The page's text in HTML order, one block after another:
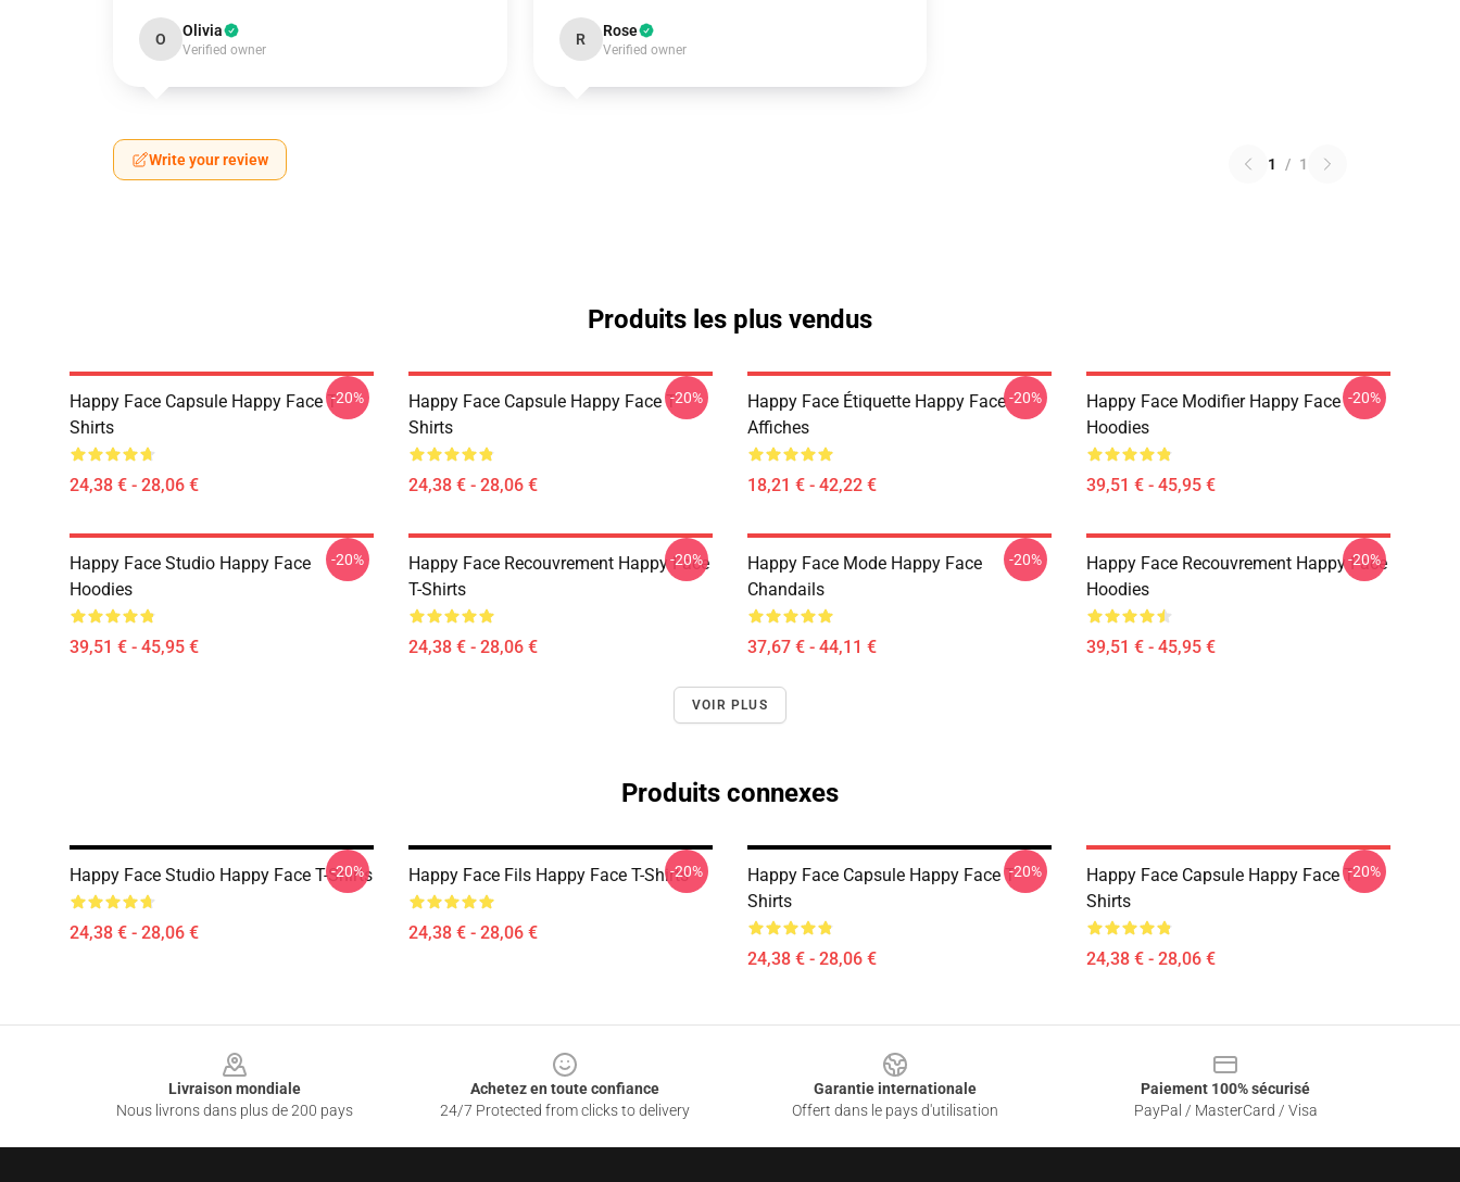
O Olivia
Verified owner
R Rose
Verified owner
Write your review 1 / 1
Produits les plus vendus
Happy Face Capsule Happy Face T-
Shirts
24,38 € - 28,06 €
-20%
Happy Face Capsule Happy Face T-
Shirts
24,38 € - 28,06 €
-20%
Happy Face Étiquette Happy Face
Affiches
18,21 € - 42,22 €
-20%
Happy Face Modifier Happy Face
Hoodies
39,51 € - 45,95 €
-20%
Happy Face Studio Happy Face
Hoodies
39,51 € - 45,95 €
-20%
Happy Face Recouvrement Happy Face
T-Shirts
24,38 € - 28,06 €
-20%
Happy Face Mode Happy Face
Chandails
37,67 € - 44,11 €
-20%
Happy Face Recouvrement Happy Face
Hoodies
39,51 € - 45,95 €
-20%
VOIR PLUS
Produits connexes
Happy Face Studio Happy Face T-Shirts
24,38 € - 28,06 €
-20% Happy Face Fils Happy Face T-Shirts
24,38 € - 28,06 €
-20%
Happy Face Capsule Happy Face T-
Shirts
24,38 € - 28,06 €
-20%
Happy Face Capsule Happy Face T-
Shirts
24,38 € - 28,06 €
-20%
Livraison mondiale
Nous livrons dans plus de 200 pays
Achetez en toute confiance
24/7 Protected from clicks to delivery
Garantie internationale
Offert dans le pays d'utilisation
Paiement 100% sécurisé
PayPal / MasterCard / Visa